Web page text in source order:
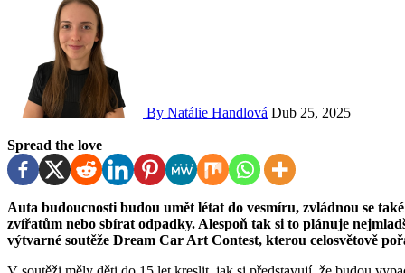
By Natálie Handlová Dub 25, 2025
Spread the love
Auta budoucnosti budou umět létat do vesmíru, zvládnou se také pohybovat pod vodou, budou pomáhat opuštěným
zvířatům nebo sbírat odpadky. Alespoň tak si to plánuje
výtvarné soutěže Dream Car Art Contest, kterou celosvětově